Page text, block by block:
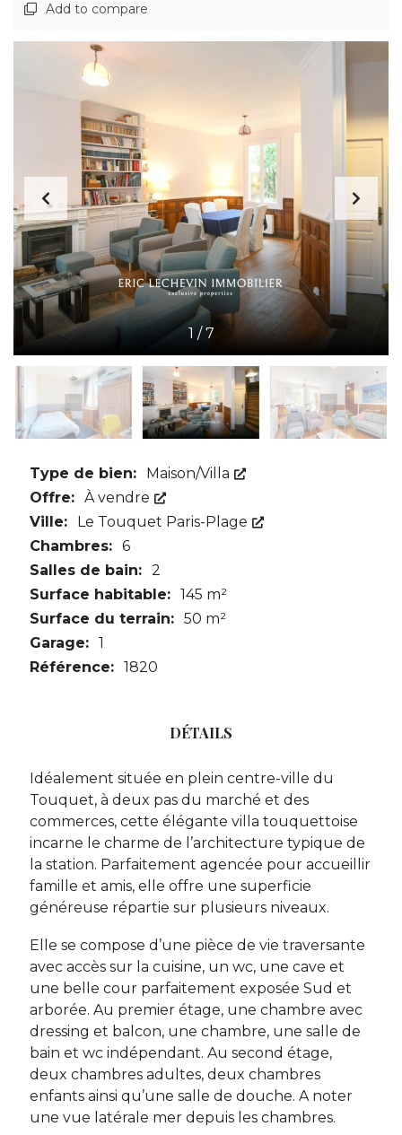
Add to compare
1 /7
Type de bien:
Maison/Villa
Offre: À vendre
Ville:
Le Touquet Paris-Plage
Chambres: 6
Salles de bain: 2
Surface habitable: 145 m²
Surface du terrain: 50 m²
Garage: 1
Référence: 1820
DÉTAILS
Idéalement située en plein centre-ville du
Touquet, à deux pas du marché et des
commerces, cette élégante villa touquettoise
incarne le charme de l’architecture typique de
la station. Parfaitement agencée pour accueillir
famille et amis, elle offre une superficie
généreuse répartie sur plusieurs niveaux.
Elle se compose d’une pièce de vie traversante
avec accès sur la cuisine, un wc, une cave et
une belle cour parfaitement exposée Sud et
arborée. Au premier étage, une chambre avec
dressing et balcon, une chambre, une salle de
bain et wc indépendant. Au second étage,
deux chambres adultes, deux chambres
enfants ainsi qu’une salle de douche. A noter
une vue latérale mer depuis les chambres.